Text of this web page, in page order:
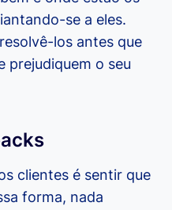
se a eles.
los antes que
prejudiquem o seu
clientes é sentir que
forma, nada